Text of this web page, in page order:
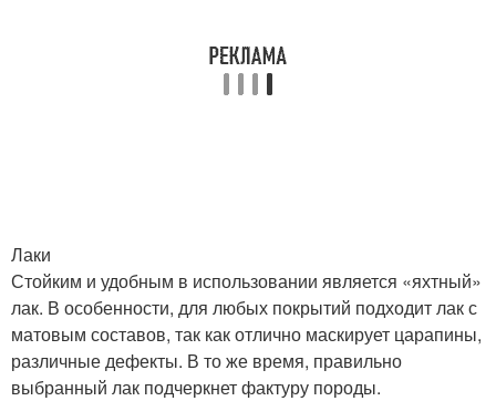
Лаки
Стойким и удобным в использовании является «яхтный»
лак. В особенности, для любых покрытий подходит лак с
матовым составов, так как отлично маскирует царапины,
различные дефекты. В то же время, правильно
выбранный лак подчеркнет фактуру породы.